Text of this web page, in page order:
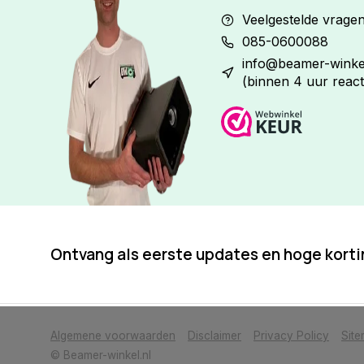
Veelgestelde
085-0600088
info@beamer-
(binnen 4 uur
Ontvang als eerste updates en hoge
Algemene voorwaarden Disclaimer Privacy Policy
© Beamer-winkel.nl
            Wij slaan cookies op om onze website te verbeteren. Is dat akkoord?